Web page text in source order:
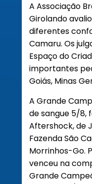
A Associação
Girolando
diferentes
Camaru. Os
Espaço do
importantes
Goiás, Minas
A Grande
de sangue 5/8,
Aftershock, de
Fazenda São
Morrinhos-Go.
venceu na
Grande